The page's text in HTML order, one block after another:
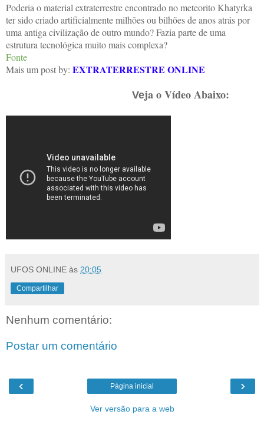
Poderia o material extraterrestre encontrado no meteorito Khatyrka
ter sido criado artificialmente milhões ou bilhões de anos atrás por
uma antiga civilização de outro mundo? Fazia parte de uma
estrutura tecnológica muito mais complexa?
Fonte
Mais um post by: EXTRATERRESTRE ONLINE
Veja o Vídeo Abaixo:
UFOS ONLINE às 20:05
Compartilhar
Nenhum comentário:
Postar um comentário
‹ ›
Página inicial
Ver versão para a web